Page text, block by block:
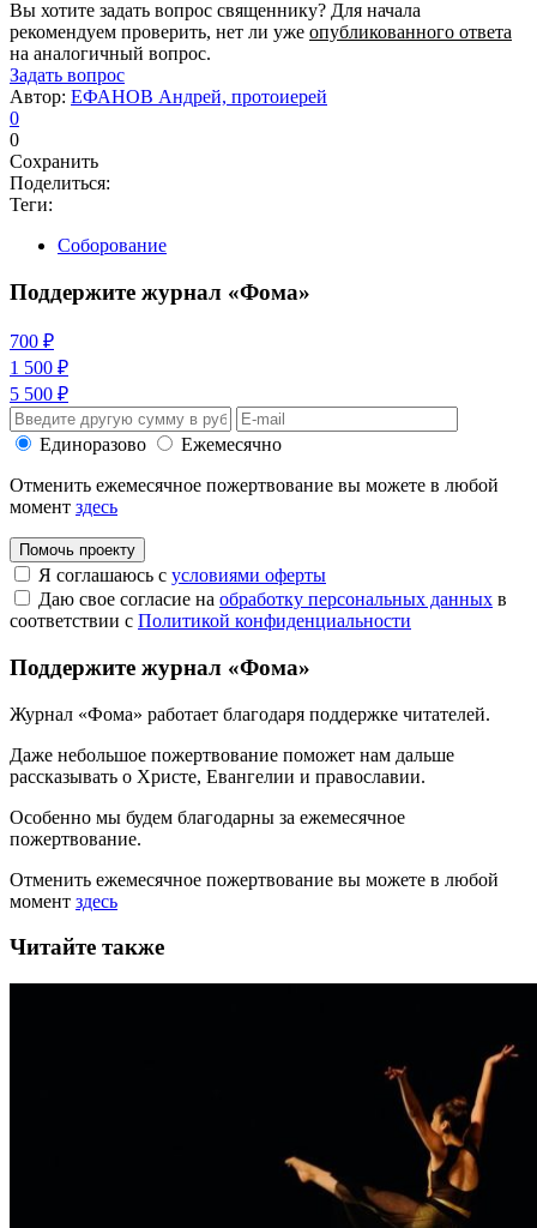
Вы хотите задать вопрос священнику? Для начала
рекомендуем проверить, нет ли уже опубликованного ответа
на аналогичный вопрос.
Задать вопрос
Автор: ЕФАНОВ Андрей, протоиерей
0
0
Сохранить
Поделиться:
Теги:
Соборование
Поддержите журнал «Фома»
700 ₽
1 500 ₽
5 500 ₽
Единоразово
Ежемесячно
Отменить ежемесячное пожертвование вы можете в любой
момент здесь
Помочь проекту
Я соглашаюсь с условиями оферты
Даю свое согласие на обработку персональных данных в
соответствии с Политикой конфиденциальности
Поддержите журнал «Фома»
Журнал «Фома» работает благодаря поддержке читателей.
Даже небольшое пожертвование поможет нам дальше
рассказывать о Христе, Евангелии и православии.
Особенно мы будем благодарны за ежемесячное
пожертвование.
Отменить ежемесячное пожертвование вы можете в любой
момент здесь
Читайте также